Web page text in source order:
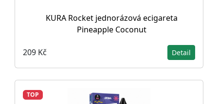
KURA Rocket jednorázová ecigareta
Pineapple Coconut
209 Kč Detail
TOP